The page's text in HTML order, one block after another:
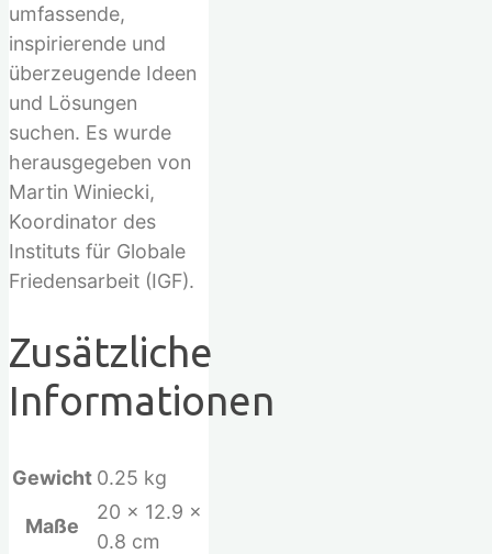
umfassende,
inspirierende und
überzeugende Ideen
und Lösungen
suchen. Es wurde
herausgegeben von
Martin Winiecki,
Koordinator des
Instituts für Globale
Friedensarbeit (IGF).
Zusätzliche
Informationen
Gewicht 0.25 kg
Maße
20 × 12.9 ×
0.8 cm